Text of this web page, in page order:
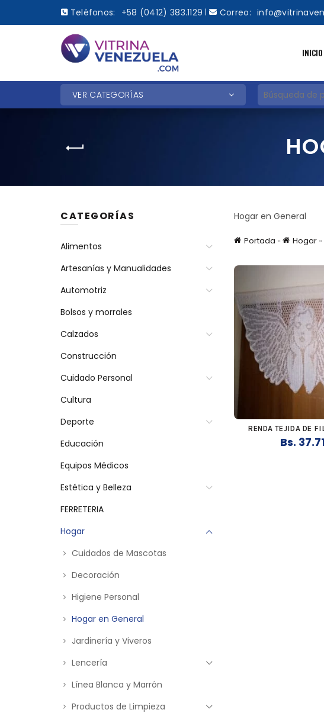
Teléfonos: +58 (0412) 383.1129 | Correo:
INICIO
VER CATEGORÍAS Buscar
Hogar en General
Portada » Hogar»
RENDA TEJIDA DE
Bs.
CATEGORÍAS
Alimentos
Artesanías y Manualidades
Automotriz
Bolsos y morrales
Calzados
Construcción
Cuidado Personal
Cultura
Deporte
Educación
Equipos Médicos
Estética y Belleza
FERRETERIA
Hogar
Cuidados de Mascotas
Decoración
Higiene Personal
Hogar en General
Jardinería y Viveros
Lencería
Línea Blanca y Marrón
Productos de Limpieza